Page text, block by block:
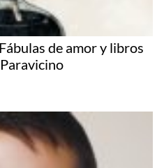
de amor y libros